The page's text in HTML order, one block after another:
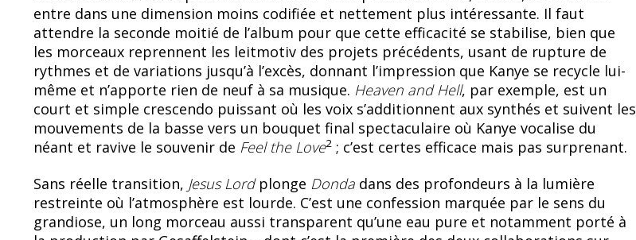
entre dans une dimension moins codifiée et nettement plus intéressante. Il faut
attendre la seconde moitié de l’album pour que cette efficacité se stabilise, bien que
les morceaux reprennent les leitmotiv des projets précédents, usant de rupture de
rythmes et de variations jusqu’à l’excès, donnant l’impression que Kanye se recycle lui-
même et n’apporte rien de neuf à sa musique. Heaven and Hell, par exemple, est un
court et simple crescendo puissant où les voix s’additionnent aux synthés et suivent les
mouvements de la basse vers un bouquet final spectaculaire où Kanye vocalise du
néant et ravive le souvenir de Feel the Love2 ; c’est certes efficace mais pas surprenant.
Sans réelle transition, Jesus Lordplonge Donda dans des profondeurs à la lumière
restreinte où l’atmosphère est lourde. C’est une confession marquée par le sens du
grandiose, un long morceau aussi transparent qu’une eau pure et notamment porté à